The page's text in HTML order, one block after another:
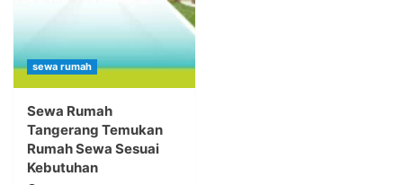
sewa rumah
Sewa Rumah
Tangerang Temukan
Rumah Sewa Sesuai
Kebutuhan